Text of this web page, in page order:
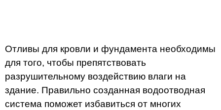
Отливы для кровли и фундамента необходимы
для того, чтобы препятствовать
разрушительному воздействию влаги на
здание. Правильно созданная водоотводная
система поможет избавиться от многих